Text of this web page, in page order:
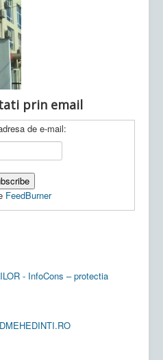
-
Mehedinți
prin email
de e-mail:
FeedBurner
- InfoCons – protectia